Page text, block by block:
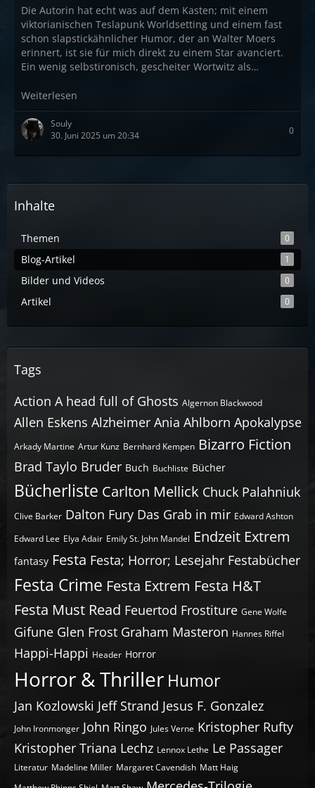
Die Autorin hat echt was auf dem Kasten; mit einem
viktorianischen Teslapunk Worldsetting und einem fast
schon slapstickähnlicher Humor, der an Walter Moers
erinnert, ist sie für mich direkt zu einem Star avanciert.
Ein wenig selbstironisch, gescheiter Wortwitz als…
Weiterlesen
Souly
30. Juni 2025 um 20:34
0
Inhalte
Themen 0
Blog-Artikel 1
Bilder und Videos 0
Artikel 0
Tags
Action A head full of Ghosts Algernon Blackwood
Allen Eskens Alzheimer Ania Ahlborn Apokalypse
Arkady Martine Artur Kunz Bernhard Kempen Bizarro Fiction
Brad Taylo Bruder Buch Buchliste Bücher
Bücherliste Carlton Mellick Chuck Palahniuk
Clive Barker Dalton Fury Das Grab in mir Edward Ashton
Edward Lee Elya Adair Emily St. John Mandel Endzeit Extrem
fantasy Festa Festa; Horror; Lesejahr Festabücher
Festa Crime Festa Extrem Festa H&T
Festa Must Read Feuertod Frostiture Gene Wolfe
Gifune Glen Frost Graham Masteron Hannes Riffel
Happi-Happi Header Horror
Horror & Thriller Humor
Jan Kozlowski Jeff Strand Jesus F. Gonzalez
John Ironmonger John Ringo Jules Verne Kristopher Rufty
Kristopher Triana Lechz Lennox Lethe Le Passager
Literatur Madeline Miller Margaret Cavendish Matt Haig